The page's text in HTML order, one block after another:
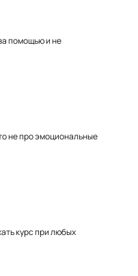
помощью и не
не про эмоциональные
курс при любых